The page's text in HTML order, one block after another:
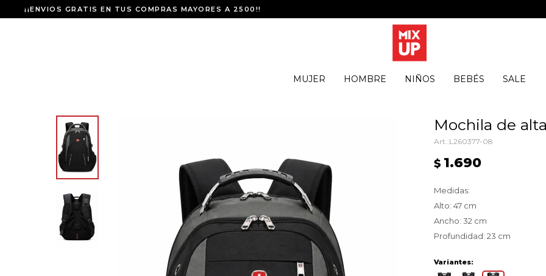
MUJER HOMBRE NIÑOS BEBÉS SALE
¡¡ENVIOS GRATIS EN TUS COMPRAS MAYORES A 2500!!
Mochila de
L260377-08
$ 1.690
Medidas:
Alto: 47 cm
Ancho: 32 cm
Profundidad: 23 cm
Variantes: